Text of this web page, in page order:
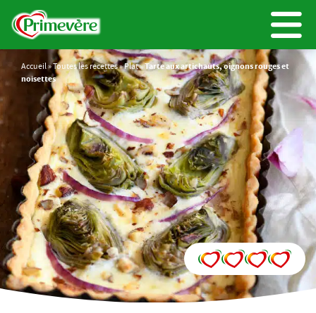
Accueil»Toutes les recettes»Plat»Tarte aux artichauts, oignons rouges et
noisettes